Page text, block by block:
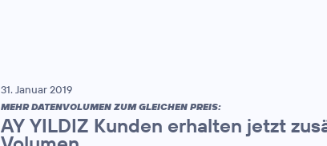
31. Januar 2019
MEHR DATENVOLUMEN ZUM GLEICHEN PREIS:
AY YILDIZ Kunden erhalten jetzt